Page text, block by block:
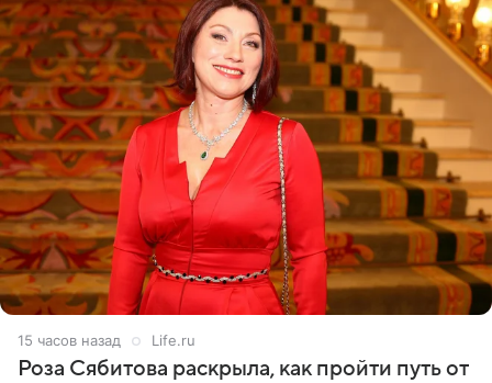
15 часов назад Life.ru
Роза Сябитова раскрыла, как пройти путь от